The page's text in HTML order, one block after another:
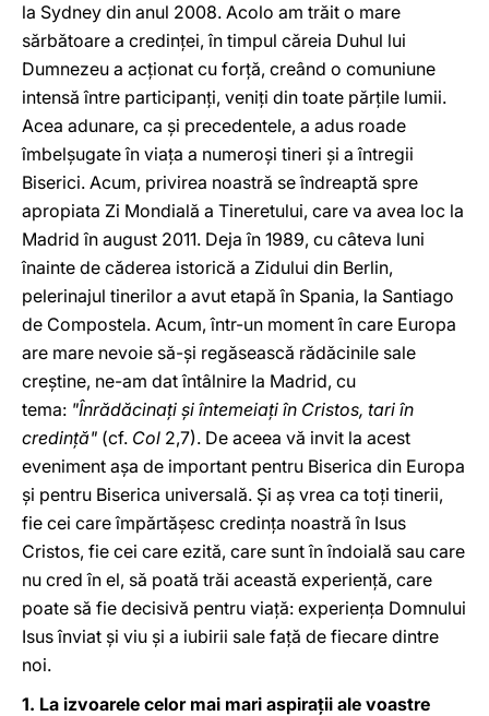
la Sydney din anul 2008. Acolo am trăit o mare
sărbătoare a credinţei, în timpul căreia Duhul lui
Dumnezeu a acţionat cu forţă, creând o comuniune
intensă între participanţi, veniţi din toate părţile lumii.
Acea adunare, ca şi precedentele, a adus roade
îmbelşugate în viaţa a numeroşi tineri şi a întregii
Biserici. Acum, privirea noastră se îndreaptă spre
apropiata Zi Mondială a Tineretului, care va avea loc la
Madrid în august 2011. Deja în 1989, cu câteva luni
înainte de căderea istorică a Zidului din Berlin,
pelerinajul tinerilor a avut etapă în Spania, la Santiago
de Compostela. Acum, într-un moment în care Europa
are mare nevoie să-şi regăsească rădăcinile sale
creştine, ne-am dat întâlnire la Madrid, cu
tema: "Înrădăcinaţi şi întemeiaţi în Cristos, tari în
credinţă" (cf. Col 2,7). De aceea vă invit la acest
eveniment aşa de important pentru Biserica din Europa
şi pentru Biserica universală. Şi aş vrea ca toţi tinerii,
fie cei care împărtăşesc credinţa noastră în Isus
Cristos, fie cei care ezită, care sunt în îndoială sau care
nu cred în el, să poată trăi această experienţă, care
poate să fie decisivă pentru viaţă: experienţa Domnului
Isus înviat şi viu şi a iubirii sale faţă de fiecare dintre
noi.
1. La izvoarele celor mai mari aspiraţii ale voastre